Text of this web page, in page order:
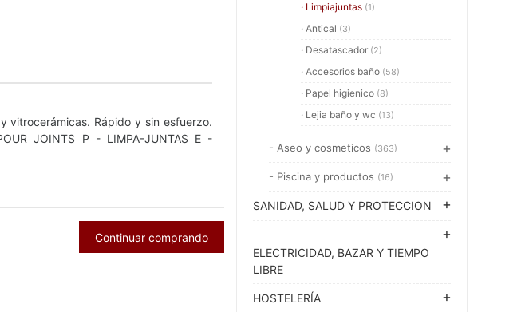
· Limpiajuntas (1)
· Antical (3)
· Desatascador (2)
· Accesorios baño (58)
· Papel higienico (8)
· Lejia baño y wc (13)
- Aseo y cosmeticos (363)
- Piscina y productos (16)
SANIDAD, SALUD Y PROTECCION
ELECTRICIDAD, BAZAR Y TIEMPO
LIBRE
HOSTELERÍA
vitrocerámicas. Rápido y sin esfuerzo.
JOINTS P - LIMPA-JUNTAS E -
Continuar comprando